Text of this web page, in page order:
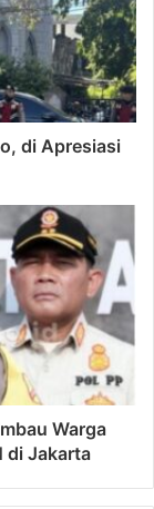
di Apresiasi
Warga
di Jakarta